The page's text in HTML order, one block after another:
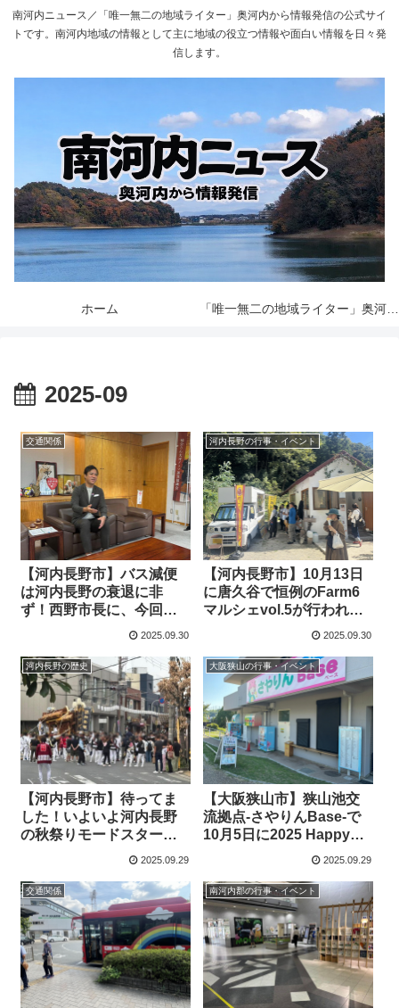
南河内ニュース／「唯一無二の地域ライター」奥河内から情報発信の公式サイ
トです。南河内地域の情報として主に地域の役立つ情報や面白い情報を日々発
信します。
ホーム
2025-09
交通関係
【河内長野市】バス減便
は河内長野の衰退に非
ず！西野市長に、今回の
経緯と中長期的な展望を
2025.09.30
河内長野の行事・イベント
【河内長野市】10月13日
に唐久谷で恒例のFarm6
マルシェvol.5が行われま
す。（オリジナル）
2025.09.30
河内長野の歴史
【河内長野市】待ってま
した！いよいよ河内長野
の秋祭りモードスター
ト。9月28日日曜は地車試
2025.09.29
大阪狭山の行事・イベント
【大阪狭山市】狭山池交
流拠点-さやりんBase-で
10月5日に2025 Happy
Halloween！＆恋♡来いラ
ジナル）
2025.09.29
交通関係 南河内郡の行事・イベント